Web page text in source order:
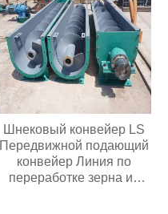
поворотный грохот
Шнековый конвейер LS
Передвижной подающий
конвейер Линия по
переработке зерна из